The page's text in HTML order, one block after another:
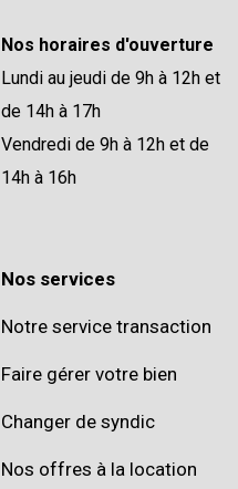
Nos horaires d'ouverture
Lundi au jeudi de 9h à 12h et
de 14h à 17h
Vendredi de 9h à 12h et de
14h à 16h
Nos services
Notre service transaction
Faire gérer votre bien
Changer de syndic
Nos offres à la location